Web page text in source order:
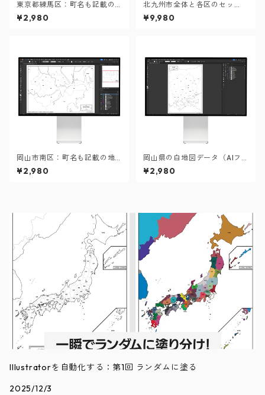
東京都練馬区：町名も記載の
地図データ（PDF・Aiファイ
ル）
¥2,980
北九州市全体と各区のセッ
ト：町名も記載の地図データ
（PDF・Aiファイル）
¥9,980
岡山市南区：町名も記載の地
図データ（PDF・Aiファイ
ル）
¥2,980
岡山県の白地図データ（AIフ
ァイル）
¥2,980
Illustratorを自動化する：第1回 ランダムに塗る
2025/12/3